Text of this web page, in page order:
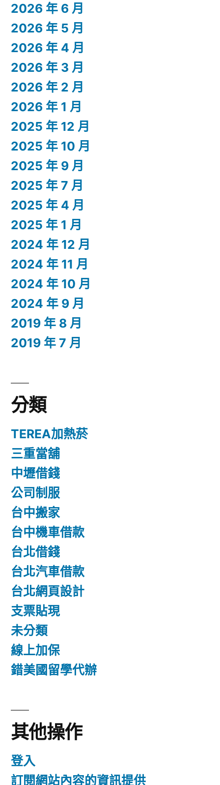
2026 年 6 月
2026 年 5 月
2026 年 4 月
2026 年 3 月
2026 年 2 月
2026 年 1 月
2025 年 12 月
2025 年 10 月
2025 年 9 月
2025 年 7 月
2025 年 4 月
2025 年 1 月
2024 年 12 月
2024 年 11 月
2024 年 10 月
2024 年 9 月
2019 年 8 月
2019 年 7 月
分類
TEREA加熱菸
三重當舖
中壢借錢
公司制服
台中搬家
台中機車借款
台北借錢
台北汽車借款
台北網頁設計
支票貼現
未分類
線上加保
錯美國留學代辦
其他操作
登入
訂閱網站內容的資訊提供